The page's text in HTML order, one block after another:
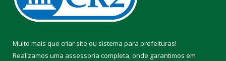
Muito mais que criar site ou sistema para prefeituras!
Realizamos uma assessoria completa, onde garantimos em